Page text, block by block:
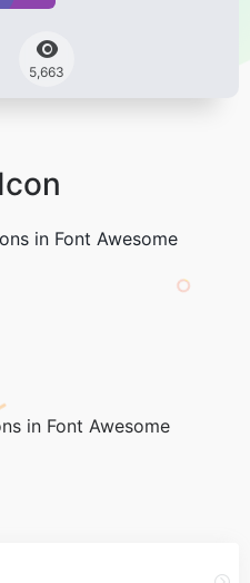
5,663
in Font Awesome
in Font Awesome